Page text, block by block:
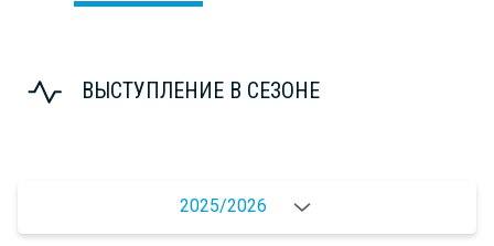
ВЫСТУПЛЕНИЕ В СЕЗОНЕ
2025/2026